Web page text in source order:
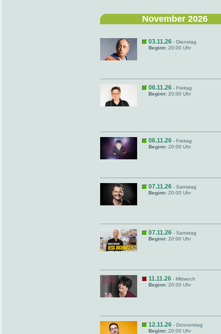
November 2026
03.11.26 - Dienstag
Beginn: 20:00 Uhr
06.11.26 - Freitag
Beginn: 20:00 Uhr
06.11.26 - Freitag
Beginn: 20:00 Uhr
07.11.26 - Samstag
Beginn: 20:00 Uhr
07.11.26 - Samstag
Beginn: 20:00 Uhr
11.11.26 - Mittwoch
Beginn: 20:00 Uhr
12.11.26 - Donnerstag
Beginn: 20:00 Uhr